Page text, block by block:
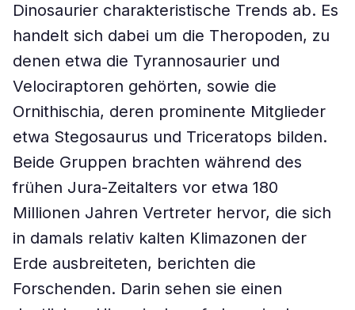
Dinosaurier charakteristische Trends ab. Es
handelt sich dabei um die Theropoden, zu
denen etwa die Tyrannosaurier und
Velociraptoren gehörten, sowie die
Ornithischia, deren prominente Mitglieder
etwa Stegosaurus und Triceratops bilden.
Beide Gruppen brachten während des
frühen Jura-Zeitalters vor etwa 180
Millionen Jahren Vertreter hervor, die sich
in damals relativ kalten Klimazonen der
Erde ausbreiteten, berichten die
Forschenden. Darin sehen sie einen